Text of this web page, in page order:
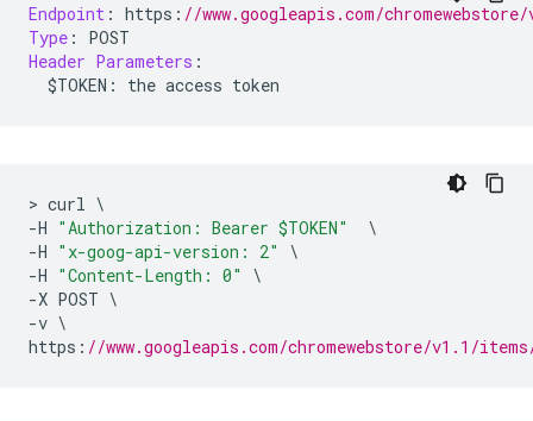
Endpoint : https : //www.googleapis.com/
Type :
POST
Header Parameters :
$TOKEN : the access token
> curl \
-H "Authorization: Bearer $TOKEN"
\
-H "x-goog-api-version: 2"
\
-H "Content-Length: 0"
\
-X POST \
-v \
https : //www.googleapis.com/chromewebstore/v1.1/